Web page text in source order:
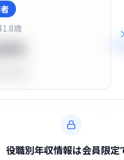
歳
役職別年収情報は会員限定
金（部長・課長・係長・非役職者